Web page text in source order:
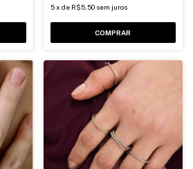
5 x de R$5,50 sem juros
COMPRAR